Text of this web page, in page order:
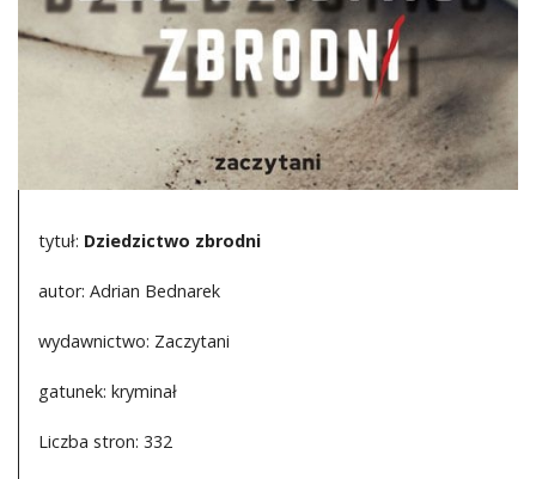
tytuł: Dziedzictwo zbrodni
autor: Adrian Bednarek
wydawnictwo: Zaczytani
gatunek: kryminał
Liczba stron: 332